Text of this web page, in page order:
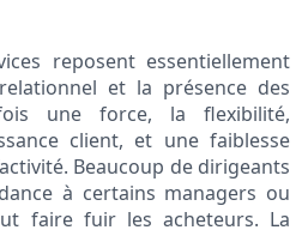
reposent essentiellement
et la présence des
une force, la flexibilité,
client, et une faiblesse
Beaucoup de dirigeants
à certains managers ou
faire fuir les acheteurs. La